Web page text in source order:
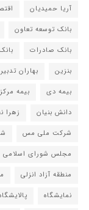
آریا حمیدیان
بانک توسعه تعاون
بانک صادرات
بنزین
بهاران
بیمه دی
بیمه
دانش بنیان
زهرا
شرکت ملی مس
مجلس شورای اسلامی
منطقه آزاد انزلی
نمایشگاه